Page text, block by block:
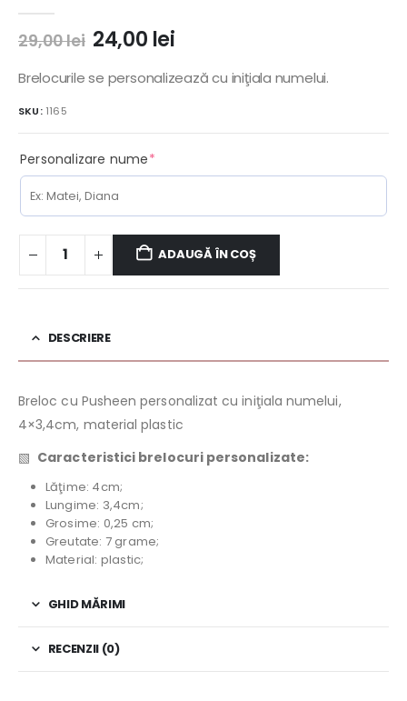
29,00lei Prețul
inițial
a
24,00 leiPrețul
este:
Brelocurile se personalizează cu iniţiala numelui.
SKU: 1165
Personalizare nume*(required)
ADAUGĂ ÎN COȘ
DESCRIERE
Breloc cu Pusheen personalizat cu iniţiala numelui,
4×3,4cm, material plastic
▧ Caracteristici brelocuri personalizate:
Lăţime: 4cm;
Lungime: 3,4cm;
Grosime: 0,25 cm;
Greutate: 7 grame;
Material: plastic;
GHID MĂRIMI
RECENZII (0)